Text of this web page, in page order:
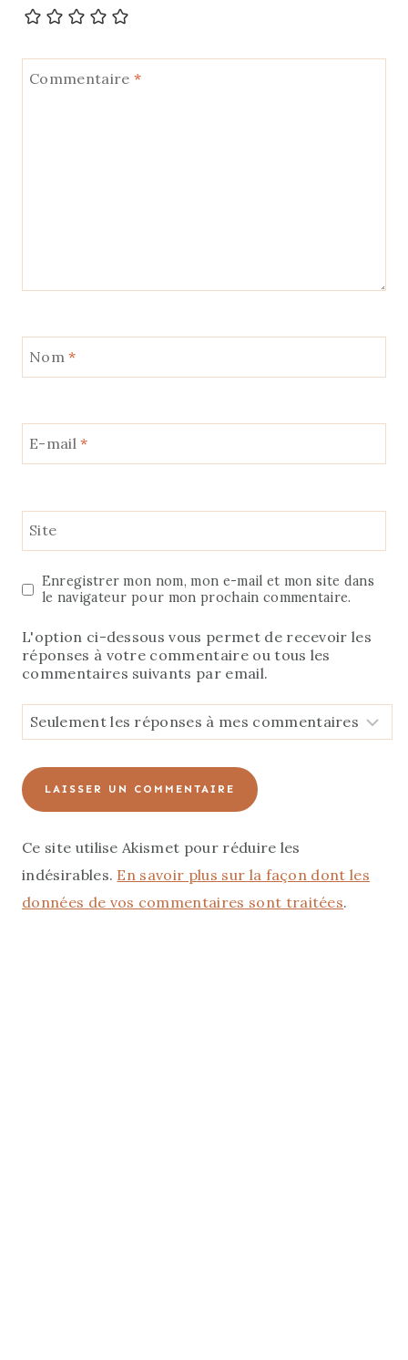
Commentaire *
Nom*
E-mail*
Site
Enregistrer mon nom, mon e-mail et mon site dans
le navigateur pour mon prochain commentaire.
L'option ci-dessous vous permet de recevoir les
réponses à votre commentaire ou tous les
commentaires suivants par email.
Ce site utilise Akismet pour réduire les
indésirables. En savoir plus sur la façon dont les
données de vos commentaires sont traitées.